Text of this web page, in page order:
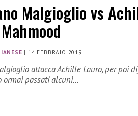
Malgioglio vs
| 14 FEBBRAIO 2019
attacca Achille Lauro, per poi
ormai passati alcuni…